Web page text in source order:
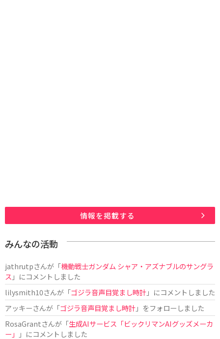
情報を掲載する
みんなの活動
jathrutpさんが「機動戦士ガンダム シャア・アズナブルのサングラ
ス 」にコメントしました
lilysmith10さんが「ゴジラ音声目覚まし時計」にコメントしました
アッキーさんが「ゴジラ音声目覚まし時計」をフォローしました
RosaGrantさんが「生成AIサービス「ビックリマンAIグッズメーカ
ー」
」にコメントしました